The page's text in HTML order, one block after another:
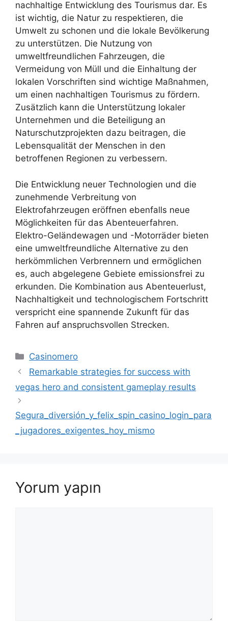
nachhaltige Entwicklung des Tourismus dar. Es
ist wichtig, die Natur zu respektieren, die
Umwelt zu schonen und die lokale Bevölkerung
zu unterstützen. Die Nutzung von
umweltfreundlichen Fahrzeugen, die
Vermeidung von Müll und die Einhaltung der
lokalen Vorschriften sind wichtige Maßnahmen,
um einen nachhaltigen Tourismus zu fördern.
Zusätzlich kann die Unterstützung lokaler
Unternehmen und die Beteiligung an
Naturschutzprojekten dazu beitragen, die
Lebensqualität der Menschen in den
betroffenen Regionen zu verbessern.
Die Entwicklung neuer Technologien und die
zunehmende Verbreitung von
Elektrofahrzeugen eröffnen ebenfalls neue
Möglichkeiten für das Abenteuerfahren.
Elektro-Geländewagen und -Motorräder bieten
eine umweltfreundliche Alternative zu den
herkömmlichen Verbrennern und ermöglichen
es, auch abgelegene Gebiete emissionsfrei zu
erkunden. Die Kombination aus Abenteuerlust,
Nachhaltigkeit und technologischem Fortschritt
verspricht eine spannende Zukunft für das
Fahren auf anspruchsvollen Strecken.
Kategoriler
Casinomero
Remarkable strategies for success with
vegas hero and consistent gameplay results
Segura_diversión_y_felix_spin_casino_login_para
_jugadores_exigentes_hoy_mismo
Yorum yapın